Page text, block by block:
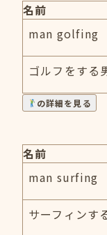
名前
man golfing
ゴルフをする
の詳細を見る
名前
man surfing
サーフィンす